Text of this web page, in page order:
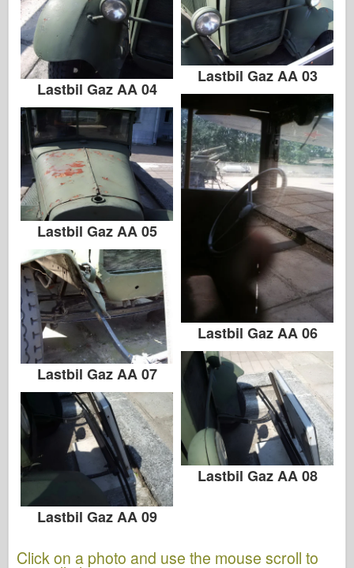
Lastbil Gaz AA 03
Lastbil Gaz AA 04
Lastbil Gaz AA 06
Lastbil Gaz AA 05
Lastbil Gaz AA 07
Lastbil Gaz AA 08
Lastbil Gaz AA 09
Click on a photo and use the mouse scroll to